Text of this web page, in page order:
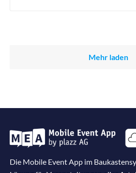
Mehr laden
Die Mobile Event App im